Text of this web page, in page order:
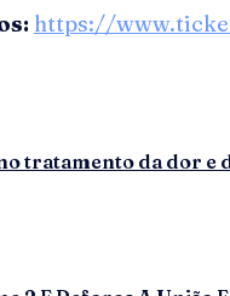
https://
tratamento da dor e